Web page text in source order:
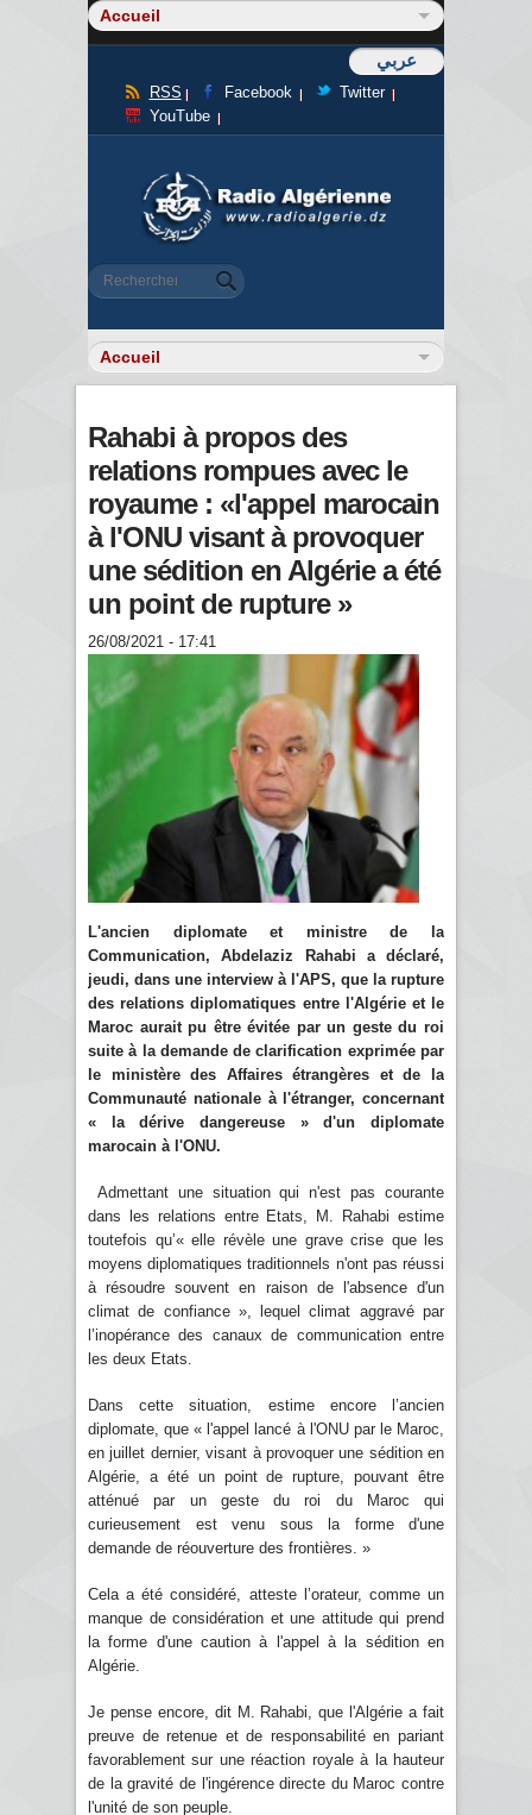
عربي
RSS Facebook
Twitter
YouTube
Formulaire de recherche
Rechercher
Rahabi à propos des
relations rompues avec le
royaume : «l'appel marocain
à l'ONU visant à provoquer
une sédition en Algérie a été
un point de rupture »
26/08/2021 - 17:41
L'ancien diplomate et ministre de la
Communication, Abdelaziz Rahabi a déclaré,
jeudi, dans une interview à l'APS, que la rupture
des relations diplomatiques entre l'Algérie et le
Maroc aurait pu être évitée par un geste du roi
suite à la demande de clarification exprimée par
le ministère des Affaires étrangères et de la
Communauté nationale à l'étranger, concernant
« la dérive dangereuse » d'un diplomate
marocain à l'ONU.
Admettant une situation qui n'est pas courante
dans les relations entre Etats, M. Rahabi estime
toutefois qu’« elle révèle une grave crise que les
moyens diplomatiques traditionnels n'ont pas réussi
à résoudre souvent en raison de l'absence d'un
climat de confiance », lequel climat aggravé par
l’inopérance des canaux de communication entre
les deux Etats.
Dans cette situation, estime encore l’ancien
diplomate, que « l'appel lancé à l'ONU par le Maroc,
en juillet dernier, visant à provoquer une sédition en
Algérie, a été un point de rupture, pouvant être
atténué par un geste du roi du Maroc qui
curieusement est venu sous la forme d'une
demande de réouverture des frontières. »
Cela a été considéré, atteste l’orateur, comme un
manque de considération et une attitude qui prend
la forme d'une caution à l'appel à la sédition en
Algérie.
Je pense encore, dit M. Rahabi, que l'Algérie a fait
preuve de retenue et de responsabilité en pariant
favorablement sur une réaction royale à la hauteur
de la gravité de l'ingérence directe du Maroc contre
l'unité de son peuple.